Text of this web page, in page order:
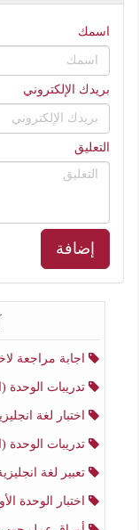
اسمك
بريدك الإلكتروني
التعليق
إضافة
اجابة مراجعة لاختبار
تدريبات الوحدة (السادسة
اختبار لغة
تدريبات الوحدة
تعبير لغة
اختبار الوحدة